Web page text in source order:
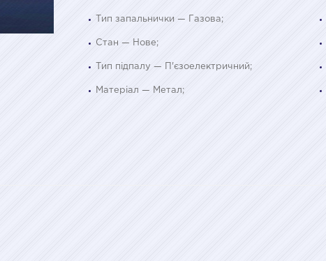
Тип запальнички — Газова;
Стан — Нове;
Тип підпалу — П'єзоелектричний;
Матеріал — Метал;